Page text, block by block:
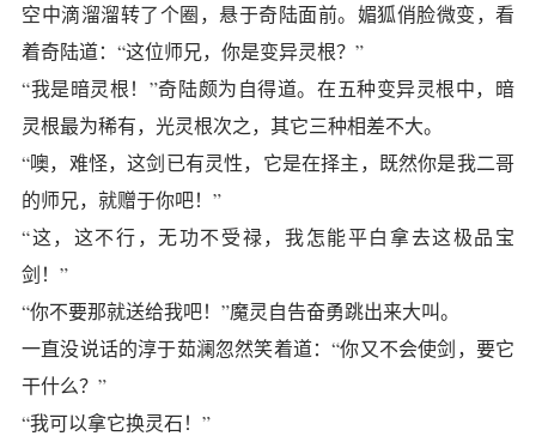
空中滴溜溜转了个圈，悬于奇陆面前。媚狐俏脸微变，看
着奇陆道：“这位师兄，你是变异灵根？”
“我是暗灵根！”奇陆颇为自得道。在五种变异灵根中，暗
灵根最为稀有，光灵根次之，其它三种相差不大。
“噢，难怪，这剑已有灵性，它是在择主，既然你是我二哥
的师兄，就赠于你吧！”
“这，这不行，无功不受禄，我怎能平白拿去这极品宝
剑！”
“你不要那就送给我吧！”魔灵自告奋勇跳出来大叫。
一直没说话的淳于茹澜忽然笑着道：“你又不会使剑，要它
干什么？”
“我可以拿它换灵石！”